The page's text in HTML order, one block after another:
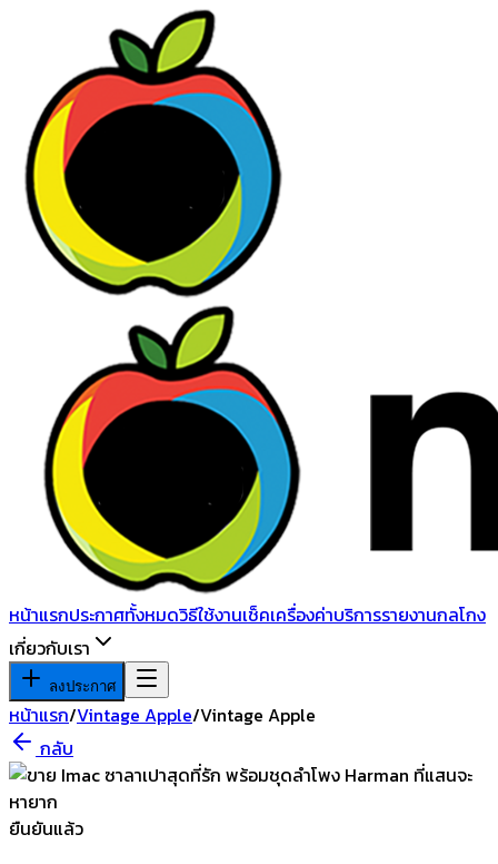
หน้าแรกประกาศทั้งหมดวิธีใช้งานเช็คเครื่องค่าบริการรายงานกลโกง
เกี่ยวกับเรา
ลงประกาศ
หน้าแรก/Vintage Apple/Vintage Apple
กลับ
ยืนยันแล้ว